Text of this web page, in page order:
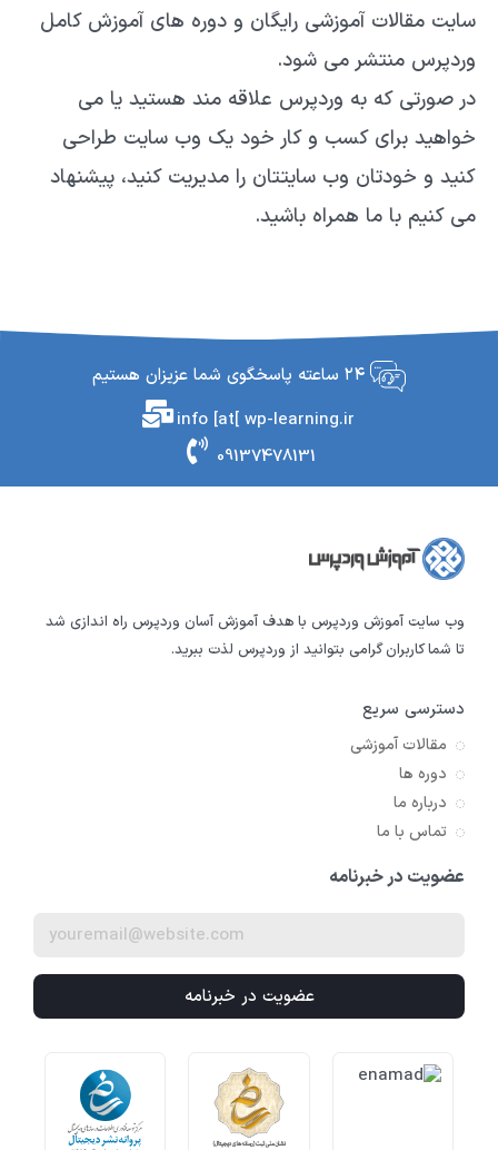
سایت مقالات آموزشی رایگان و دوره های آموزش کامل
وردپرس منتشر می شود.
در صورتی که به وردپرس علاقه مند هستید یا می
خواهید برای کسب و کار خود یک وب سایت طراحی
کنید و خودتان وب سایتتان را مدیریت کنید، پیشنهاد
می کنیم با ما همراه باشید.
۲۴ ساعته پاسخگوی شما عزیزان هستیم
info [at[ wp-learning.ir
09137478131
وب سایت آموزش وردپرس با هدف آموزش آسان وردپرس راه اندازی شد
تا شما کاربران گرامی بتوانید از وردپرس لذت ببرید.
دسترسی سریع
مقالات آموزشی
دوره ها
درباره ما
تماس با ما
عضویت در خبرنامه
عضویت در خبرنامه